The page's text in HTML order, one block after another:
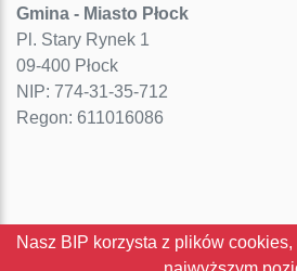
Gmina - Miasto Płock
Pl. Stary Rynek 1
09-400 Płock
NIP: 774-31-35-712
Regon: 611016086
Nasz BIP korzysta z plików